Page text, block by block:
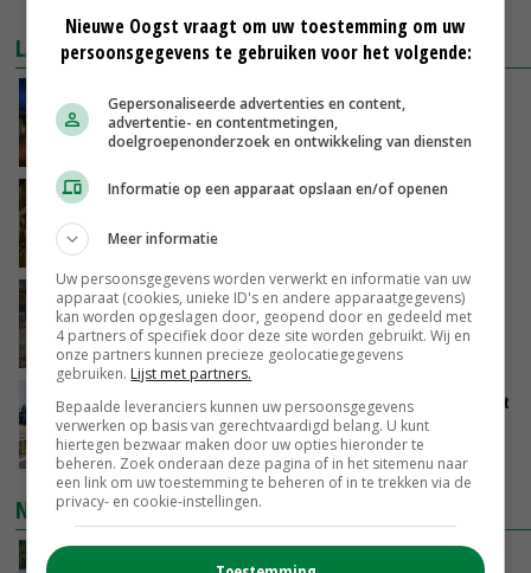
LAATSTE NIEUWS
Nettowinst Royal A-ware onder druk ondanks
hogere omzet
VANDAAG, 14:35
Aandeel China in wereldwijde fritesexport
VANDAAG, 14:01
Eierprijzen lijken dieptepunt achter zich te
laten
VANDAAG, 13:27
LTO en NAJK roepen leden op Brabants protest
te steunen
VANDAAG, 12:29
NIEUWSTE VIDEO'S
Oekraïne-vlogger Kees Huizinga: ‘Bezoek van
Nieuwe Oogst vraagt om uw toestemming om uw
persoonsgegevens te gebruiken voor het volgende:
Gepersonaliseerde advertenties en content,
advertentie- en contentmetingen,
doelgroepenonderzoek en ontwikkeling van diensten
Informatie op een apparaat opslaan en/of openen
Meer informatie
Uw persoonsgegevens worden verwerkt en informatie van uw
apparaat (cookies, unieke ID's en andere apparaatgegevens)
kan worden opgeslagen door, geopend door en gedeeld met
4 partners of specifiek door deze site worden gebruikt. Wij en
onze partners kunnen precieze geolocatiegegevens
gebruiken. Lijst met partners.
Bepaalde leveranciers kunnen uw persoonsgegevens
verwerken op basis van gerechtvaardigd belang. U kunt
hiertegen bezwaar maken door uw opties hieronder te
beheren. Zoek onderaan deze pagina of in het sitemenu naar
een link om uw toestemming te beheren of in te trekken via de
privacy- en cookie-instellingen.